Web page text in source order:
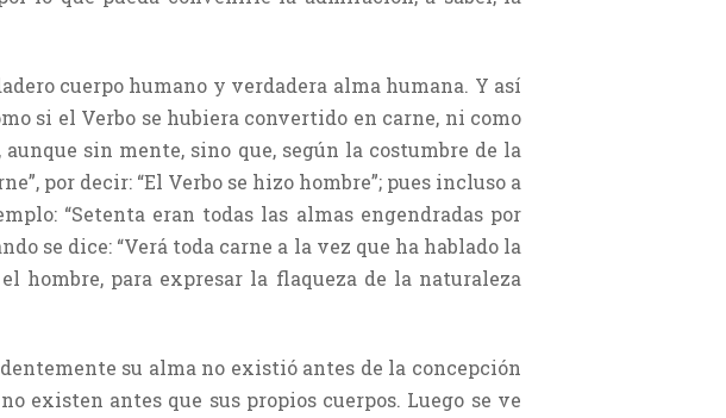
cuerpo humano y verdadera alma humana. Y así
si el Verbo se hubiera convertido en carne, ni como
sin mente, sino que, según la costumbre de la
por decir: “El Verbo se hizo hombre”; pues incluso a
“Setenta eran todas las almas engendradas por
se dice: “Verá toda carne a la vez que ha hablado la
hombre, para expresar la flaqueza de la naturaleza
su alma no existió antes de la concepción
existen antes que sus propios cuerpos. Luego se ve